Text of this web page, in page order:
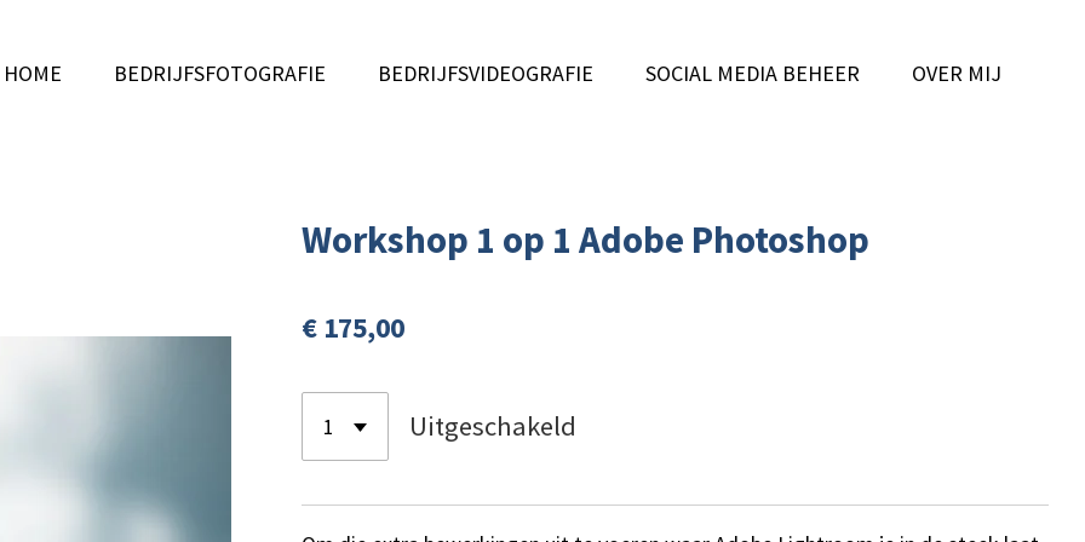
HOME BEDRIJFSFOTOGRAFIE BEDRIJFSVIDEOGRAFIE SOCIAL MEDIA BEHEER OVER MIJ
Workshop 1 op 1 Adobe Photoshop
€ 175,00
Uitgeschakeld